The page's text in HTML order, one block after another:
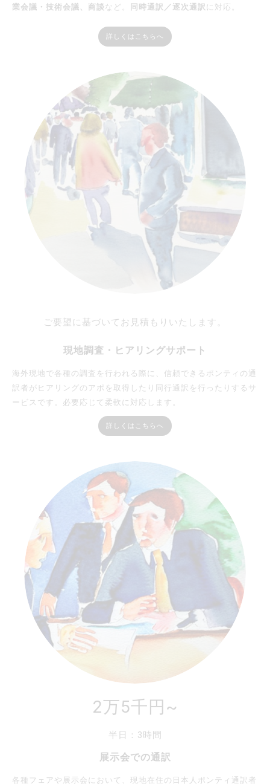
業会議・技術会議、商談など。 同時通訳／逐次通訳 に対応。
詳しくはこちらへ
ご要望に基づいてお見積もりいたします。
現地調査・ヒアリングサポート
海外現地で各種の調査を行われる際に、信頼できるポンティの通
訳者がヒアリングのアポを取得したり同行通訳を行ったりするサ
ービスです。必要応じて柔軟に対応します。
詳しくはこちらへ
2万5千円~
半日：3時間
展示会での通訳
各種フェアや展示会において、現地在住の日本人ポンティ通訳者